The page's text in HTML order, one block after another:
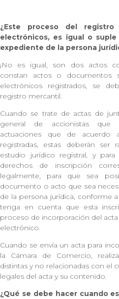
¿Este proceso del
electrónicos, es igual o
expediente de la persona
¡No es igual, son dos actos
constan actos o documentos
electrónicos registrados, se
registro mercantil.
Cuando se trate de actas de
general de accionistas que
actuaciones que de acuerdo
registradas, estas deberán ser
estudio jurídico registral, y
derechos de inscripción
legalmente, para que sea
documento o acto que sea
de la persona jurídica, conforme
tenga en cuenta que esta
proceso de incorporación del
electrónico.
Cuando se envía un acta para
la Cámara de Comercio,
distintas y no relacionadas con el
legales del acta y su contenido.
¿Qué se debe hacer cuando